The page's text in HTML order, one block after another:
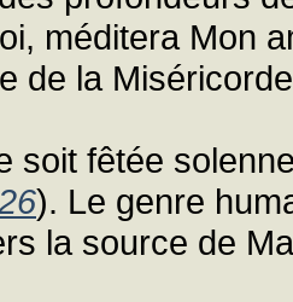
méditera Mon
de la
soit fêtée
). Le genre
la source de